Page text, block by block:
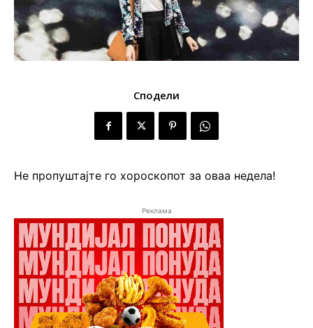
Сподели
Не пропуштајте го хороскопот за оваа недела!
Реклама